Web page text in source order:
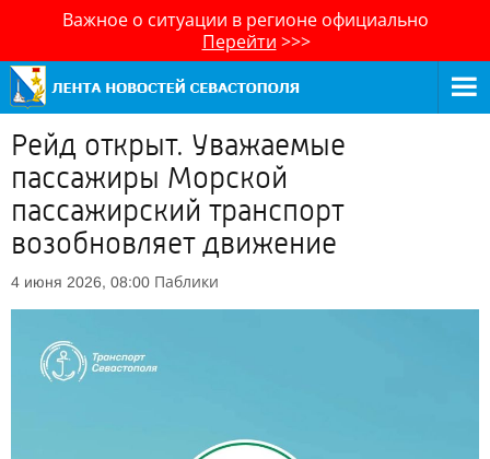
Важное о ситуации в регионе официально
Перейти >>>
Рейд открыт. Уважаемые
пассажиры Морской
пассажирский транспорт
возобновляет движение
4 июня 2026, 08:00 Паблики